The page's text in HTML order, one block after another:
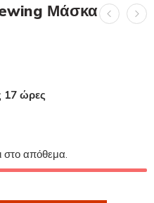
Μάσκα
17 ώρες
στο απόθεμα.